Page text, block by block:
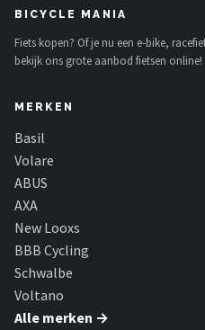
BICYCLE MANIA
Fiets kopen? Of je nu een e-bike,
bekijk ons grote aanbod fietsen online!
MERKEN
Basil
Volare
ABUS
AXA
New Looxs
BBB Cycling
Schwalbe
Voltano
Alle merken →